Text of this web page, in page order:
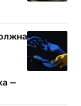
—